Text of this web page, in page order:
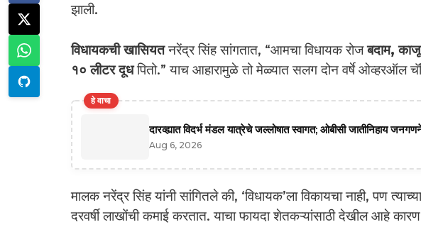
झाली.
विधायकची खासियतनरेंद्र सिंह सांगतात, “आमचा विधायक रोजबदाम,
१० लीटर दूधपितो.” याच आहारामुळे तो मेळ्यात सलग दोन वर्षे ओव्हरऑल
हे वाचा
दारव्ह्यात विदर्भ मंडल यात्रेचे जल्लोषात स्वागत; ओबीसी जातीनिहाय
Aug 6, 2026
मालक नरेंद्र सिंह यांनी सांगितले की, ‘विधायक’ला विकायचा नाही, पण
दरवर्षी लाखोंची कमाई करतात. याचा फायदा शेतकऱ्यांसाठी देखील आहे कारण